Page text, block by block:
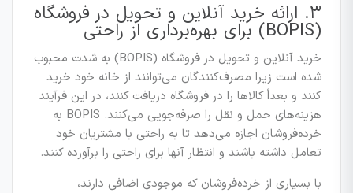
۳. ارائه خرید آنلاین و تحویل در فروشگاه
(BOPIS) برای بهره‌برداری از راحتی
خرید آنلاین و تحویل در فروشگاه (BOPIS) به شدت محبوب
شده است زیرا مصرف‌کنندگان می‌توانند از خانه خود خرید
کنند و بعداً کالاها را در فروشگاه دریافت کنند، در این فرآیند
هزینه‌های حمل و نقل را صرفه‌جویی می‌کنند. BOPIS به
خرده‌فروشان اجازه می‌دهد تا به راحتی با مشتریان خود
تعامل داشته باشند و انتظار آنها برای راحتی را برآورده کنند.
با بسیاری از خرده‌فروشان که موجودی اضافی دارند،